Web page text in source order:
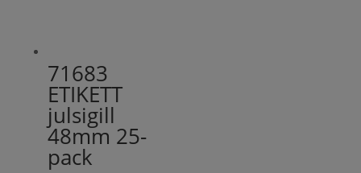
71683
ETIKETT
julsigill
48mm 25-
pack